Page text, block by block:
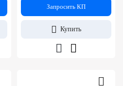
Запросить КП
Купить